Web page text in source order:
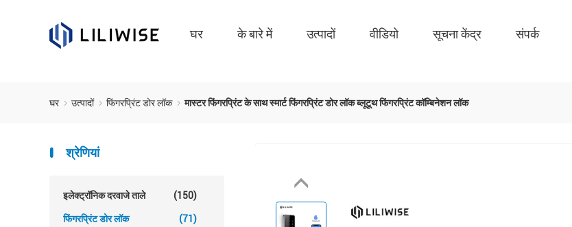
घर के बारे में उत्पादों वीडियो सूचना केंद्र संपर्क
घर उत्पादों फिंगरप्रिंट डोर लॉक मास्टर फिंगरप्रिंट के साथ स्मार्ट फिंगरप्रिंट डोर लॉक ब्लूटूथ फिंगरप्रिंट कॉम्बिनेशन लॉक
श्रेणियां
इलेक्ट्रॉनिक दरवाजे ताले (150)
फिंगरप्रिंट डोर लॉक (71)